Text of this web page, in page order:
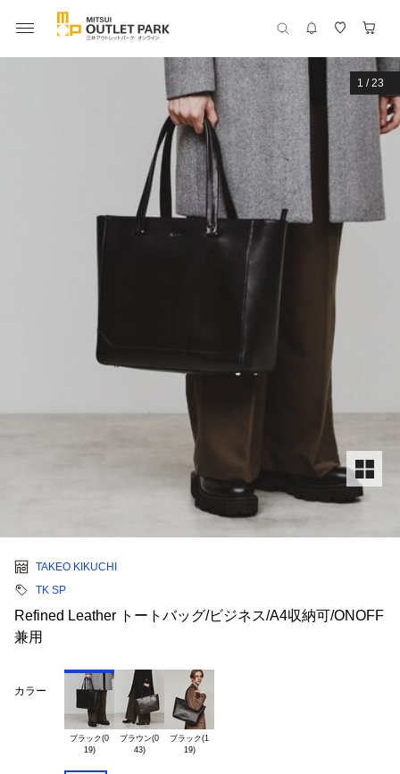
1 /23
TAKEO KIKUCHI
TK SP
Refined Leather トートバッグ/ビジネス/A4収納可/ONOFF
兼用
カラー
ブラック(0
19)
ブラウン(0
43)
ブラック(1
19)